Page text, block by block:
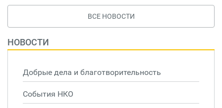
ВСЕ НОВОСТИ
НОВОСТИ
Добрые дела и благотворительность
События НКО